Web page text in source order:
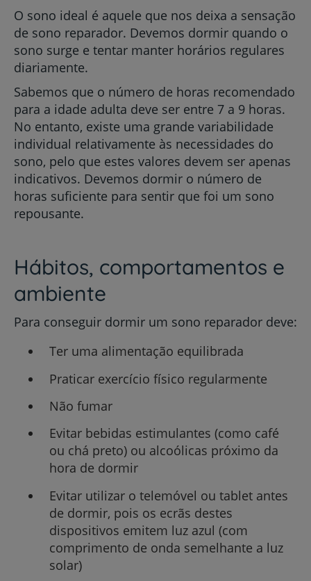
O sono ideal é aquele que nos deixa a sensação
de sono reparador. Devemos dormir quando o
sono surge e tentar manter horários regulares
diariamente.
Sabemos que o número de horas recomendado
para a idade adulta deve ser entre 7 a 9 horas.
No entanto, existe uma grande variabilidade
individual relativamente às necessidades do
sono, pelo que estes valores devem ser apenas
indicativos. Devemos dormir o número de
horas suficiente para sentir que foi um sono
repousante.
Hábitos, comportamentos e
ambiente
Para conseguir dormir um sono reparador deve:
Ter uma alimentação equilibrada
Praticar exercício físico regularmente
Não fumar
Evitar bebidas estimulantes (como café
ou chá preto) ou alcoólicas próximo da
hora de dormir
Evitar utilizar o telemóvel ou tablet antes
de dormir, pois os ecrãs destes
dispositivos emitem luz azul (com
comprimento de onda semelhante a luz
solar)